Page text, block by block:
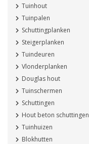
Tuinhout
Tuinpalen
Schuttingplanken
Steigerplanken
Tuindeuren
Vlonderplanken
Douglas hout
Tuinschermen
Schuttingen
Hout beton schuttingen
Tuinhuizen
Blokhutten